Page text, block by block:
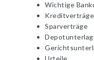
Wichtige
Kreditverträge
Sparverträge
Urteile